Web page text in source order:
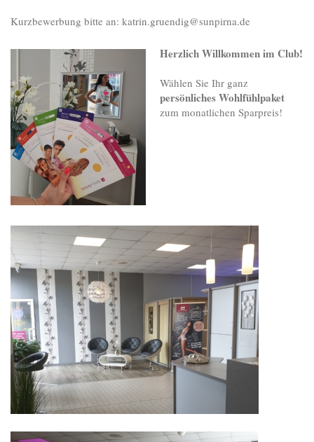
Kurzbewerbung bitte an: katrin.gruendig@sunpirna.de
Herzlich Willkommen im Club!
Wählen Sie Ihr ganz
persönliches Wohlfühlpaket
zum monatlichen Sparpreis!